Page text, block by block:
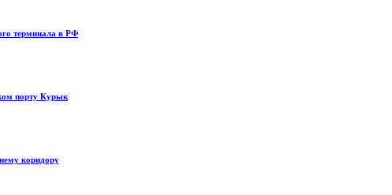
терминала в РФ
порту Курык
коридору